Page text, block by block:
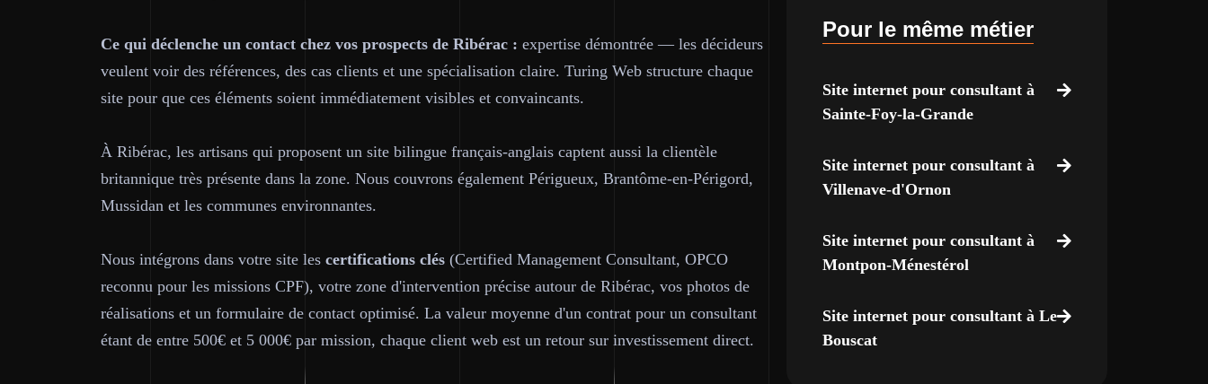
Ce qui déclenche un contact chez vos prospects de Ribérac : expertise démontrée — les décideurs
veulent voir des références, des cas clients et une spécialisation claire. Turing Web structure chaque
site pour que ces éléments soient immédiatement visibles et convaincants.
À Ribérac, les artisans qui proposent un site bilingue français-anglais captent aussi la clientèle
britannique très présente dans la zone. Nous couvrons également Périgueux, Brantôme-en-Périgord,
Mussidan et les communes environnantes.
Nous intégrons dans votre site les certifications clés (Certified Management Consultant, OPCO
reconnu pour les missions CPF), votre zone d'intervention précise autour de Ribérac, vos photos de
réalisations et un formulaire de contact optimisé. La valeur moyenne d'un contrat pour un consultant
étant de entre 500€ et 5 000€ par mission, chaque client web est un retour sur investissement direct.
Pour le même métier
Site internet pour consultant à
Sainte-Foy-la-Grande
Site internet pour consultant à
Villenave-d'Ornon
Site internet pour consultant à
Montpon-Ménestérol
Site internet pour consultant à Le
Bouscat